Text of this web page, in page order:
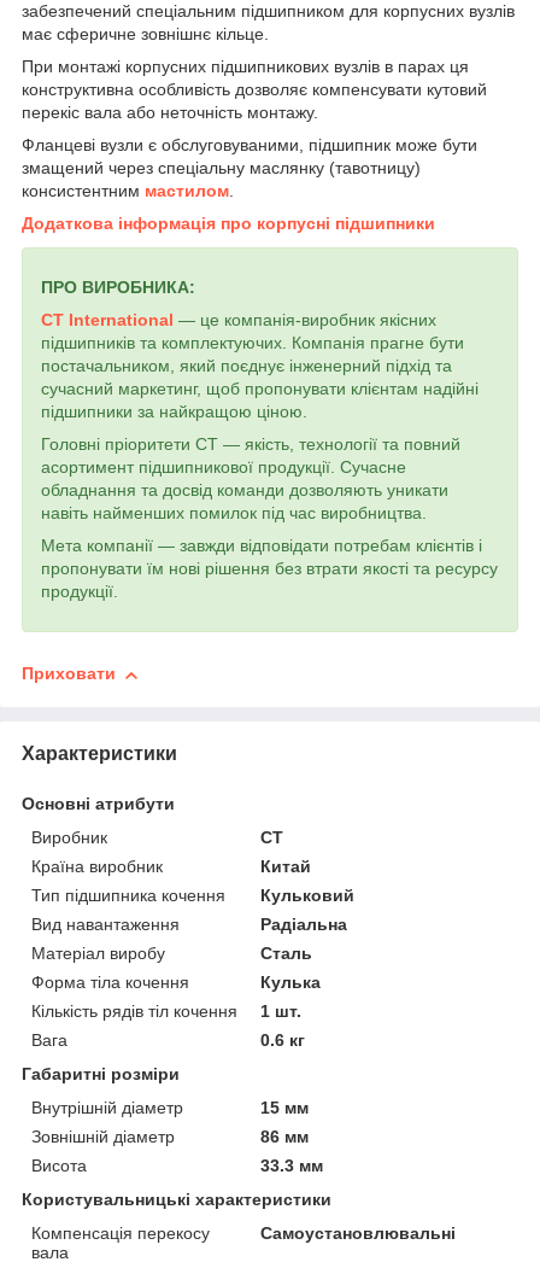
забезпечений спеціальним підшипником для корпусних вузлів
має сферичне зовнішнє кільце.
При монтажі корпусних підшипникових вузлів в парах ця
конструктивна особливість дозволяє компенсувати кутовий
перекіс вала або неточність монтажу.
Фланцеві вузли є обслуговуваними, підшипник може бути
змащений через спеціальну маслянку (тавотницу)
консистентним мастилом.
Додаткова інформація про корпусні підшипники
ПРО ВИРОБНИКА:
CT International — це компанія-виробник якісних
підшипників та комплектуючих. Компанія прагне бути
постачальником, який поєднує інженерний підхід та
сучасний маркетинг, щоб пропонувати клієнтам надійні
підшипники за найкращою ціною.
Головні пріоритети СТ — якість, технології та повний
асортимент підшипникової продукції. Сучасне
обладнання та досвід команди дозволяють уникати
навіть найменших помилок під час виробництва.
Мета компанії — завжди відповідати потребам клієнтів і
пропонувати їм нові рішення без втрати якості та ресурсу
продукції.
Приховати
Характеристики
Основні атрибути
Виробник
CT
Країна виробник
Китай
Тип підшипника кочення
Кульковий
Вид навантаження
Радіальна
Матеріал виробу
Сталь
Форма тіла кочення
Кулька
Кількість рядів тіл кочення
1 шт.
Вага
0.6 кг
Габаритні розміри
Внутрішній діаметр
15 мм
Зовнішній діаметр
86 мм
Висота
33.3 мм
Користувальницькі характеристики
Компенсація перекосу
вала
Самоустановлювальні